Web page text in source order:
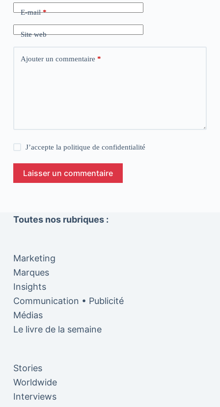
E-mail*
Site web
Ajouter un commentaire *
J’accepte lapolitique de confidentialité
Laisser un commentaire
Toutes nos rubriques :
Marketing
Marques
Insights
Communication • Publicité
Médias
Le livre de la semaine
Stories
Worldwide
Interviews